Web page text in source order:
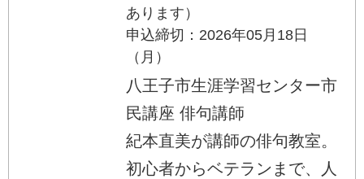
あります）
申込締切：2026年05月18日
（月）
八王子市生涯学習センター市
民講座 俳句講師
紀本直美が講師の俳句教室。
初心者からベテランまで、人